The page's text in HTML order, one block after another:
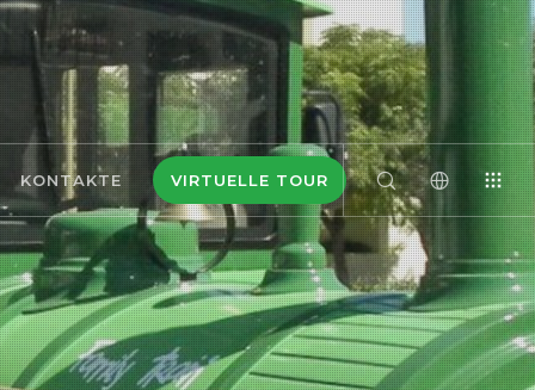
KONTAKTE VIRTUELLE TOUR